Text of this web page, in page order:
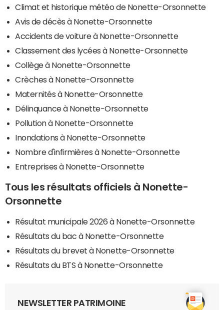
Climat et historique météo de Nonette-Orsonnette
Avis de décès à Nonette-Orsonnette
Accidents de voiture à Nonette-Orsonnette
Classement des lycées à Nonette-Orsonnette
Collège à Nonette-Orsonnette
Crèches à Nonette-Orsonnette
Maternités à Nonette-Orsonnette
Délinquance à Nonette-Orsonnette
Pollution à Nonette-Orsonnette
Inondations à Nonette-Orsonnette
Nombre d'infirmières à Nonette-Orsonnette
Entreprises à Nonette-Orsonnette
Tous les résultats officiels à Nonette-
Orsonnette
Résultat municipale 2026 à Nonette-Orsonnette
Résultats du bac à Nonette-Orsonnette
Résultats du brevet à Nonette-Orsonnette
Résultats du BTS à Nonette-Orsonnette
NEWSLETTER PATRIMOINE